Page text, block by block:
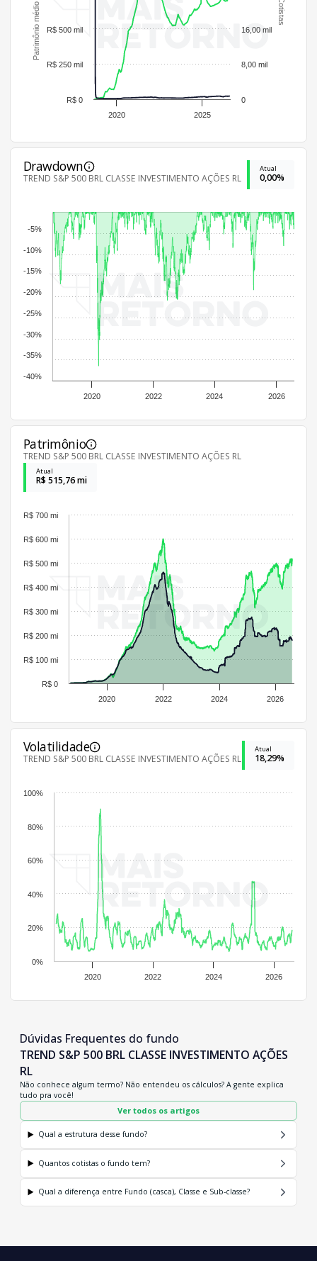
Cotistas
2020 2025
0
8,00 mil
16,00 mil
R$ 0
R$ 250 mil
R$ 500 mil
Drawdown
TREND S&P 500 BRL CLASSE INVESTIMENTO AÇÕES RL
Atual
0,00%
2020 2022 2024 2026
-40%
-35%
-30%
-25%
-20%
-15%
-10%
-5%
Patrimônio
TREND S&P 500 BRL CLASSE INVESTIMENTO AÇÕES RL
Atual
R$ 515,76 mi
2020 2022 2024 2026
R$ 0
R$ 100 mi
R$ 200 mi
R$ 300 mi
R$ 400 mi
R$ 500 mi
R$ 600 mi
R$ 700 mi
Volatilidade
TREND S&P 500 BRL CLASSE INVESTIMENTO AÇÕES RL
Atual
18,29%
2020 2022 2024 2026
0%
20%
40%
60%
80%
100%
Dúvidas Frequentes do fundo
TREND S&P 500 BRL CLASSE INVESTIMENTO AÇÕES
RL
Não conhece algum termo? Não entendeu os cálculos? A gente explica
tudo pra você!
Ver todos os artigos
Qual a estrutura desse fundo?
Quantos cotistas o fundo tem?
Qual a diferença entre Fundo (casca), Classe e Sub-classe?